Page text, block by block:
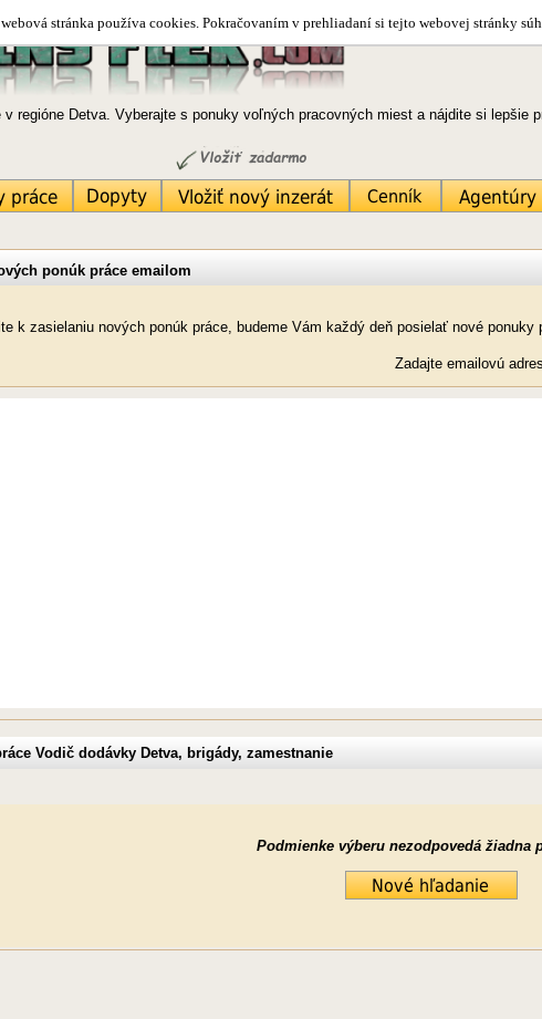
stránka používa cookies. Pokračovaním v prehliadaní si tejto webovej stránky
v regióne Detva. Vyberajte s ponuky voľných pracovných miest a nájdite si lepšie
ponúk práce emailom
k zasielaniu nových ponúk práce, budeme Vám každý deň posielať nové ponuky
Zadajte emailovú
Vodič dodávky Detva, brigády, zamestnanie
Podmienke výberu nezodpovedá žiadna